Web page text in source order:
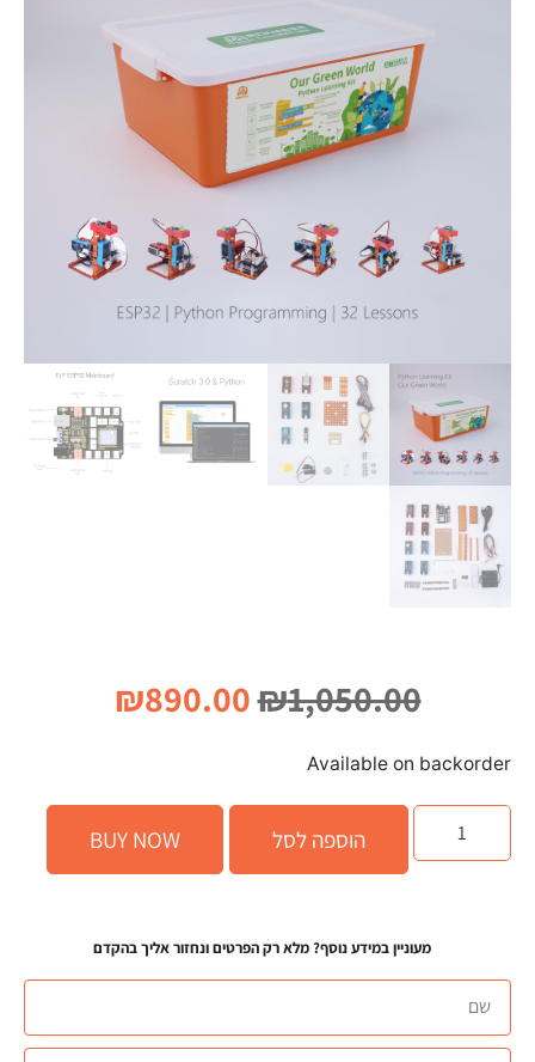
₪1,050.00
₪890.00
Available on backorder
הוספה לסל BUY NOW
מעוניין במידע נוסף? מלא רק הפרטים ונחזור אליך בהקדם